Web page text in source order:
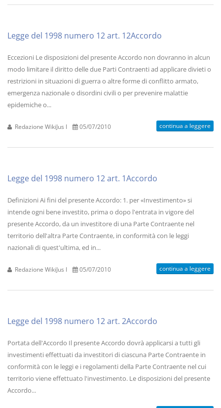
Legge del 1998 numero 12 art. 12Accordo
Eccezioni Le disposizioni del presente Accordo non dovranno in alcun
modo limitare il diritto delle due Parti Contraenti ad applicare divieti o
restrizioni in situazioni di guerra o altre forme di conflitto armato,
emergenza nazionale o disordini civili o per prevenire malattie
epidemiche o...
Redazione WikiJus I 05/07/2010 continua a leggere
Legge del 1998 numero 12 art. 1Accordo
Definizioni Ai fini del presente Accordo: 1. per «Investimento» si
intende ogni bene investito, prima o dopo l'entrata in vigore del
presente Accordo, da un investitore di una Parte Contraente nel
territorio dell'altra Parte Contraente, in conformità con le leggi
nazionali di quest'ultima, ed in...
Redazione WikiJus I 05/07/2010 continua a leggere
Legge del 1998 numero 12 art. 2Accordo
Portata dell'Accordo Il presente Accordo dovrà applicarsi a tutti gli
investimenti effettuati da investitori di ciascuna Parte Contraente in
conformità con le leggi e i regolamenti della Parte Contraente nel cui
territorio viene effettuato l'investimento. Le disposizioni del presente
Accordo...